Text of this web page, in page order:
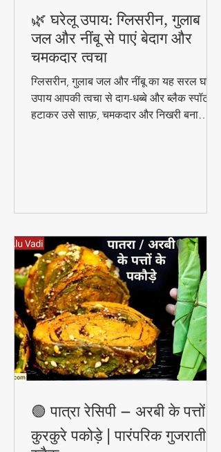
🌿 घरेलू उपाय: ग्लिसरीन, गुलाब
जल और नींबू से पाएं बेदाग और
चमकदार त्वचा
ग्लिसरीन, गुलाब जल और नींबू का यह सरल घरेलू
🟢 पात्रा रेसिपी – अरबी के पत्तों के